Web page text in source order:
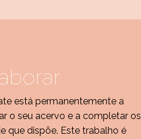
está permanentemente a
o seu acervo e a completar os
que dispõe. Este trabalho é